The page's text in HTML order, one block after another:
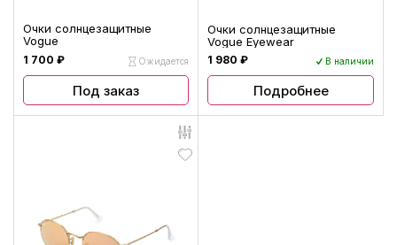
Очки солнцезащитные
Vogue
1 700 ₽ Ожидается
Под заказ
Очки солнцезащитные
Vogue Eyewear
1 980 ₽ В наличии
Подробнее